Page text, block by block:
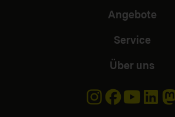
Angebote
Service
Über uns